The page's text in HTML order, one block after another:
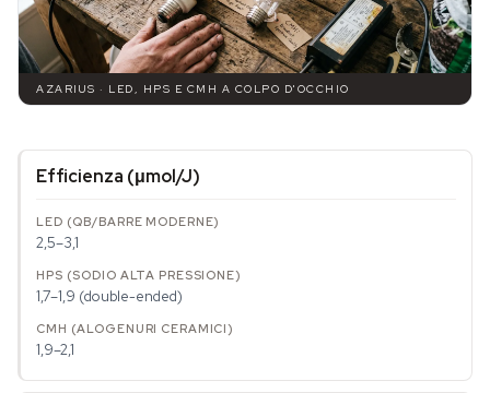
AZARIUS · LED, HPS E CMH A COLPO D'OCCHIO
Efficienza (μmol/J)
2,5–3,1
1,7–1,9 (double-ended)
1,9–2,1